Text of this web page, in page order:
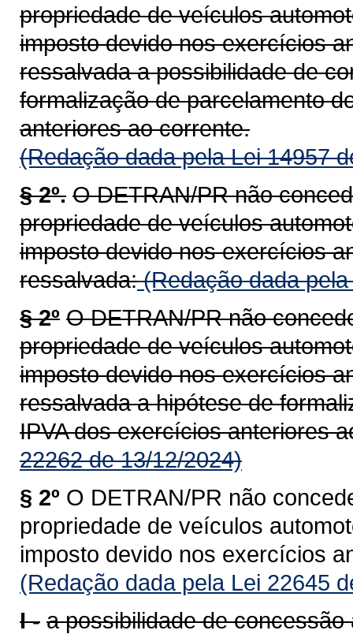
propriedade de veículos
imposto devido nos exercícios
ressalvada a possibilidade de
formalização de parcelamento
anteriores ao corrente.
(Redação dada pela Lei 14957
§ 2º. O DETRAN/PR não
propriedade de veículos
imposto devido nos exercícios
ressalvada:(Redação dada
§ 2º O DETRAN/PR não
propriedade de veículos
imposto devido nos exercícios
ressalvada a hipótese de
IPVA dos exercícios anteriores
22262 de 13/12/2024)
§ 2º O DETRAN/PR não
propriedade de veículos
imposto devido nos exercícios
(Redação dada pela Lei 22645
I - a possibilidade de